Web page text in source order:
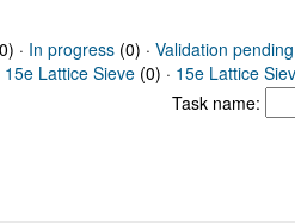
· In progress(0) · Validation pending
15e Lattice Sieve (0) · 15e Lattice
Task name: